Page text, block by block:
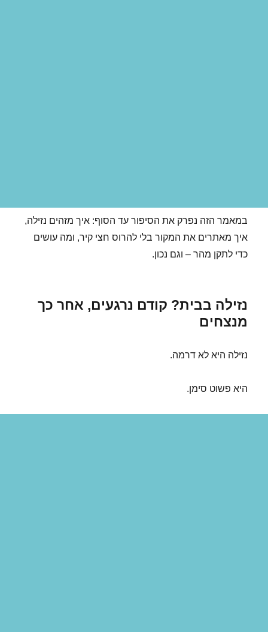
במאמר הזה נפרק את הסיפור עד הסוף: איך מזהים נזילה,
איך מאתרים את המקור בלי להרוס חצי קיר, ומה עושים
כדי לתקן מהר – וגם נכון.
נזילה בבית? קודם נרגעים, אחר כך
מנצחים
נזילה היא לא דרמה.
היא פשוט סימן.